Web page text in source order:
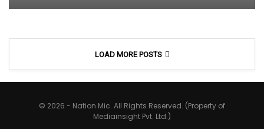
LOAD MORE POSTS
© 2026 - Nation Mic. All Rights Reserved. (Property of
Mediainsight Pvt. Ltd.)